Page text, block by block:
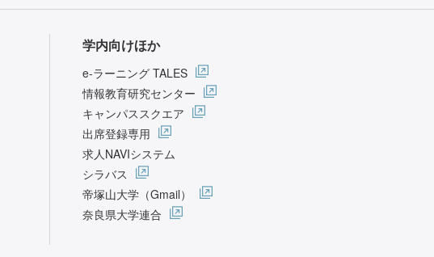
学内向けほか
e-ラーニング TALES
情報教育研究センター
キャンパススクエア
出席登録専用
求人NAVIシステム
シラバス
帝塚山大学（Gmail）
奈良県大学連合